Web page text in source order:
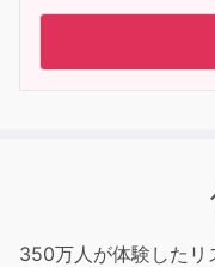
350万人が体験したリ